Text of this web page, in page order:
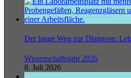
Der lange Weg zur Diagnose:
Wissenschaftsjahr 2026
8. Juli 2026